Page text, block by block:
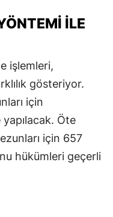
İLE
işlemleri,
gösteriyor.
için
yapılacak. Öte
için 657
hükümleri geçerli